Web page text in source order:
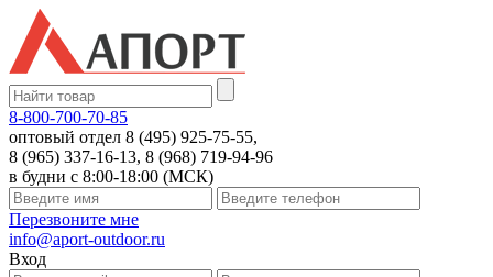
8-800-700-70-85
оптовый отдел 8 (495) 925-75-55,
8 (965) 337-16-13, 8 (968) 719-94-96
в будни с 8:00-18:00 (МСК)
Перезвоните мне
info@aport-outdoor.ru
Вход